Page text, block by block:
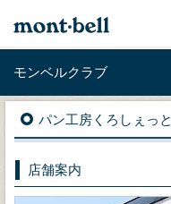
モンベルクラブ
パン工房くろしぇっと
店舗案内